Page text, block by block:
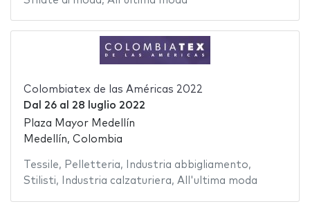
Colombiatex de las Américas 2022
Dal 26al 28 luglio 2022
Plaza Mayor Medellín
Medellín, Colombia
Tessile, Pelletteria, Industria abbigliamento,
Stilisti, Industria calzaturiera, All'ultima moda